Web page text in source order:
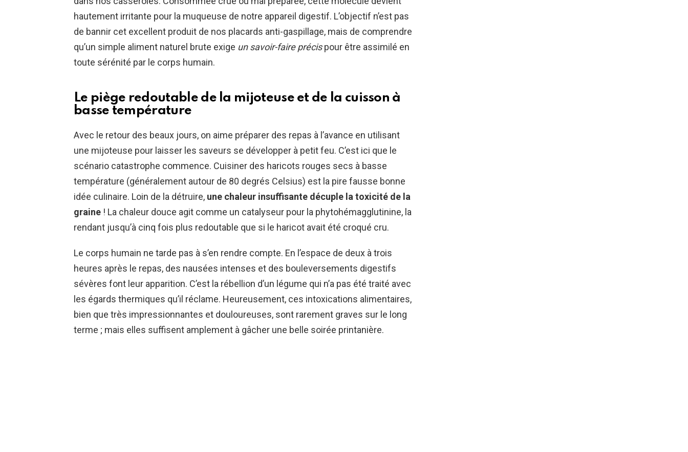
hautement irritante pour la muqueuse de notre appareil digestif. L’objectif n’est pas
de bannir cet excellent produit de nos placards anti-gaspillage, mais de comprendre
qu’un simple aliment naturel brute exige un savoir-faire précispour être assimilé en
toute sérénité par le corps humain.
Le piège redoutable de la mijoteuse et de la cuisson à
basse température
Avec le retour des beaux jours, on aime préparer des repas à l’avance en utilisant
une mijoteuse pour laisser les saveurs se développer à petit feu. C’est ici que le
scénario catastrophe commence. Cuisiner des haricots rouges secs à basse
température (généralement autour de 80 degrés Celsius) est la pire fausse bonne
idée culinaire. Loin de la détruire, une chaleur insuffisante décuple la toxicité de la
graine ! La chaleur douce agit comme un catalyseur pour la phytohémagglutinine, la
rendant jusqu’à cinq fois plus redoutable que si le haricot avait été croqué cru.
Le corps humain ne tarde pas à s’en rendre compte. En l’espace de deux à trois
heures après le repas, des nausées intenses et des bouleversements digestifs
sévères font leur apparition. C’est la rébellion d’un légume qui n’a pas été traité avec
les égards thermiques qu’il réclame. Heureusement, ces intoxications alimentaires,
bien que très impressionnantes et douloureuses, sont rarement graves sur le long
terme ; mais elles suffisent amplement à gâcher une belle soirée printanière.